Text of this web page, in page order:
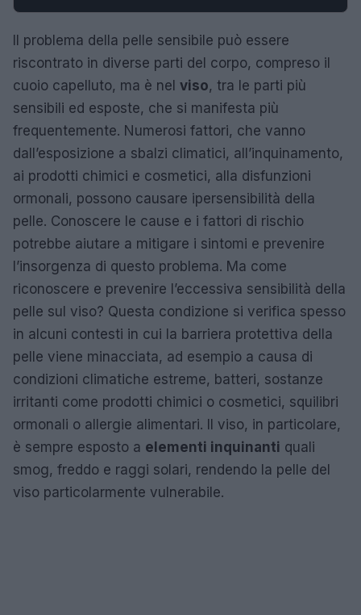
Il problema della pelle sensibile può essere
riscontrato in diverse parti del corpo, compreso il
cuoio capelluto, ma è nel viso, tra le parti più
sensibili ed esposte, che si manifesta più
frequentemente. Numerosi fattori, che vanno
dall’esposizione a sbalzi climatici, all’inquinamento,
ai prodotti chimici e cosmetici, alla disfunzioni
ormonali, possono causare ipersensibilità della
pelle. Conoscere le cause e i fattori di rischio
potrebbe aiutare a mitigare i sintomi e prevenire
l’insorgenza di questo problema. Ma come
riconoscere e prevenire l’eccessiva sensibilità della
pelle sul viso? Questa condizione si verifica spesso
in alcuni contesti in cui la barriera protettiva della
pelle viene minacciata, ad esempio a causa di
condizioni climatiche estreme, batteri, sostanze
irritanti come prodotti chimici o cosmetici, squilibri
ormonali o allergie alimentari. Il viso, in particolare,
è sempre esposto a elementi inquinanti quali
smog, freddo e raggi solari, rendendo la pelle del
viso particolarmente vulnerabile.